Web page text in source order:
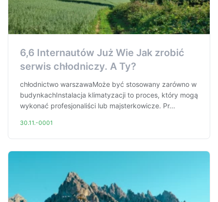
6,6 Internautów Już Wie Jak zrobić
serwis chłodniczy. A Ty?
chłodnictwo warszawaMoże być stosowany zarówno w
budynkachInstalacja klimatyzacji to proces, który mogą
wykonać profesjonaliści lub majsterkowicze. Pr...
30.11.-0001